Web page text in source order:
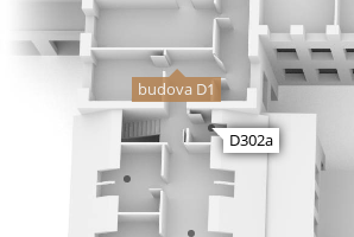
budova D1
D302a